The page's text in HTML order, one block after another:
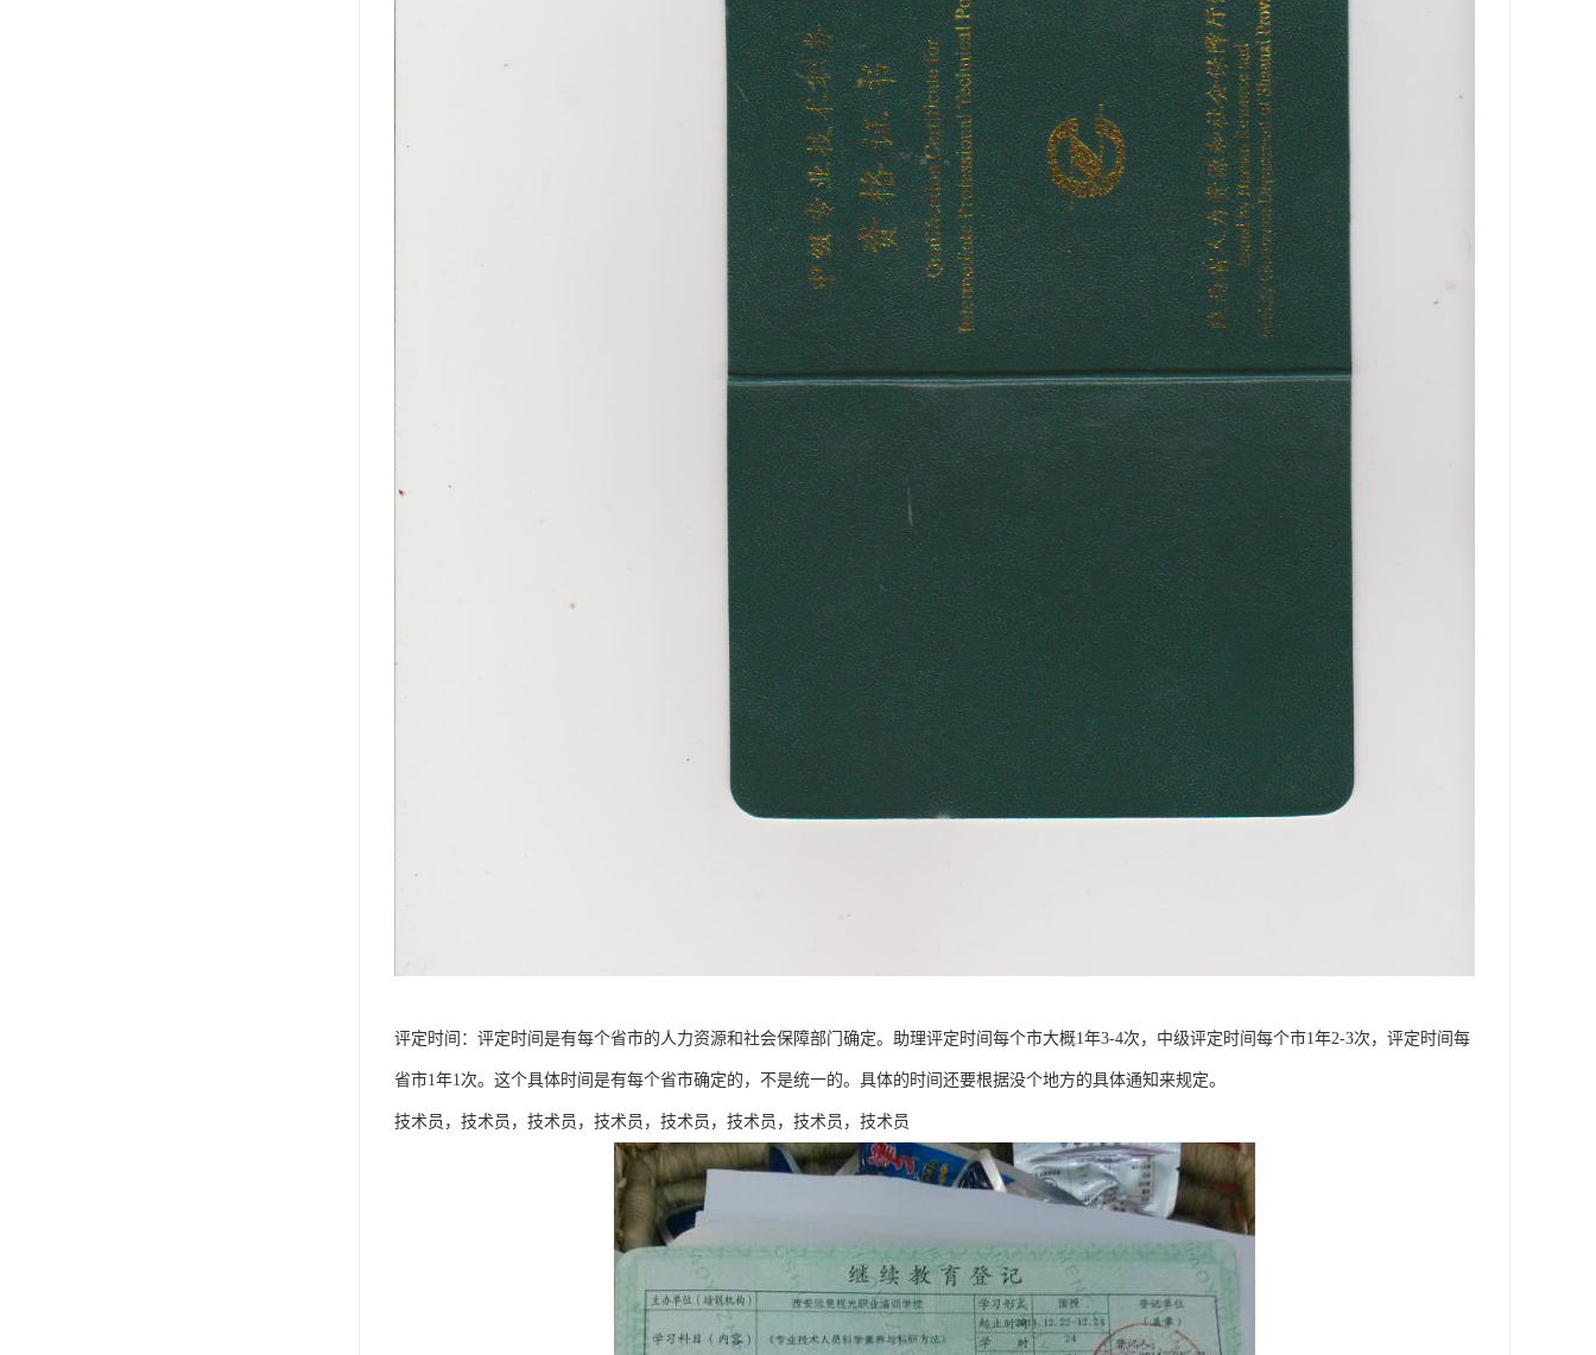
评定时间：评定时间是有每个省市的人力资源和社会保障部门确定。助理评定时间每个市大概1年3-4次，中级评定时间每个市1年2-3次，评定时间每
省市1年1次。这个具体时间是有每个省市确定的，不是统一的。具体的时间还要根据没个地方的具体通知来规定。
技术员，技术员，技术员，技术员，技术员，技术员，技术员，技术员